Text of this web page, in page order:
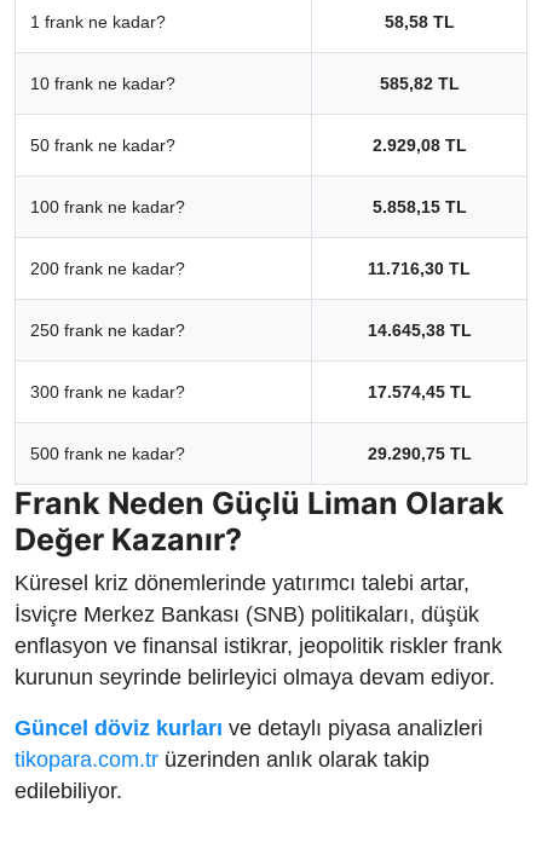
1 frank ne kadar? 58,58 TL
10 frank ne kadar? 585,82 TL
50 frank ne kadar? 2.929,08 TL
100 frank ne kadar? 5.858,15 TL
200 frank ne kadar? 11.716,30 TL
250 frank ne kadar? 14.645,38 TL
300 frank ne kadar? 17.574,45 TL
500 frank ne kadar? 29.290,75 TL
Frank Neden Güçlü Liman Olarak
Değer Kazanır?
Küresel kriz dönemlerinde yatırımcı talebi artar,
İsviçre Merkez Bankası (SNB) politikaları, düşük
enflasyon ve finansal istikrar, jeopolitik riskler frank
kurunun seyrinde belirleyici olmaya devam ediyor.
Güncel döviz kurları ve detaylı piyasa analizleri
tikopara.com.tr üzerinden anlık olarak takip
edilebiliyor.